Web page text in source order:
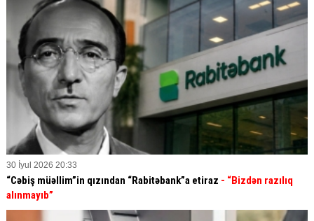
30 İyul 2026 20:33
“Cəbiş müəllim”in qızından “Rabitəbank”a etiraz - “Bizdən razılıq
alınmayıb”